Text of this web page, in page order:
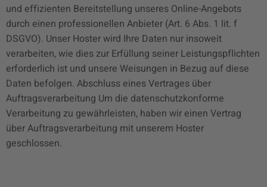
und effizienten Bereitstellung unseres Online-Angebots
durch einen professionellen Anbieter (Art. 6 Abs. 1 lit. f
DSGVO). Unser Hoster wird Ihre Daten nur insoweit
verarbeiten, wie dies zur Erfüllung seiner Leistungspflichten
erforderlich ist und unsere Weisungen in Bezug auf diese
Daten befolgen. Abschluss eines Vertrages über
Auftragsverarbeitung Um die datenschutzkonforme
Verarbeitung zu gewährleisten, haben wir einen Vertrag
über Auftragsverarbeitung mit unserem Hoster
geschlossen.